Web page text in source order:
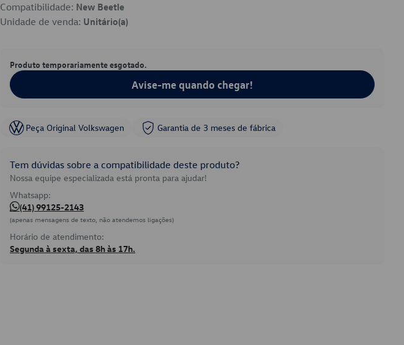
Compatibilidade: New Beetle
Unidade de venda: Unitário(a)
Produto temporariamente esgotado.
Avise-me quando chegar!
Peça Original Volkswagen Garantia de 3 meses de fábrica
Tem dúvidas sobre a compatibilidade deste produto?
Nossa equipe especializada está pronta para ajudar!
Whatsapp:
(41) 99125-2143
(apenas mensagens de texto, não atendemos ligações)
Horário de atendimento:
Segunda à sexta, das 8h às 17h.